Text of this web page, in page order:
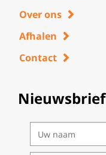
Over ons
Afhalen
Contact
Nieuwsbrief